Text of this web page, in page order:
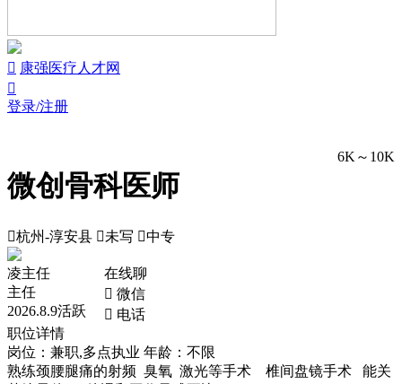
 康强医疗人才网

登录/注册
微创骨科医师
6K～10K
杭州-淳安县 未写 中专
凌主任
主任
2026.8.9活跃
在线聊
 微信
 电话
职位详情
岗位：兼职,多点执业 年龄：不限
熟练颈腰腿痛的射频 臭氧 激光等手术 椎间盘镜手术 能关